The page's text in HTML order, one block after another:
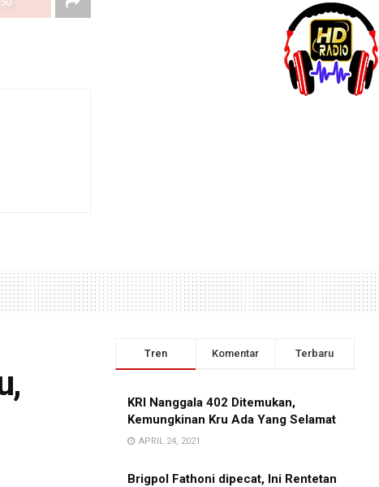
Tren Komentar Terbaru
KRI Nanggala 402 Ditemukan,
Kemungkinan Kru Ada Yang Selamat
APRIL 24, 2021
Brigpol Fathoni dipecat, Ini Rentetan